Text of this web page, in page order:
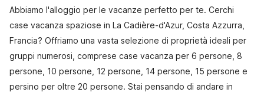
Abbiamo l'alloggio per le vacanze perfetto per te. Cerchi
case vacanza spaziose in La Cadière-d'Azur, Costa Azzurra,
Francia? Offriamo una vasta selezione di proprietà ideali per
gruppi numerosi, comprese case vacanza per 6 persone, 8
persone, 10 persone, 12 persone, 14 persone, 15 persone e
persino per oltre 20 persone. Stai pensando di andare in